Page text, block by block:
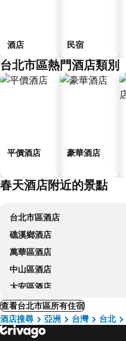
酒店 民宿
台北市區熱門酒店類別
平價酒店 豪華酒店
春天酒店附近的景點
台北市區酒店
礁溪鄉酒店
萬華區酒店
中山區酒店
大安區酒店
查看台北市區所有住宿
酒店搜尋
亞洲 台灣 台北